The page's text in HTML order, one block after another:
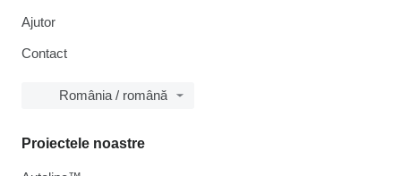
Ajutor
Contact
România / română
Proiectele noastre